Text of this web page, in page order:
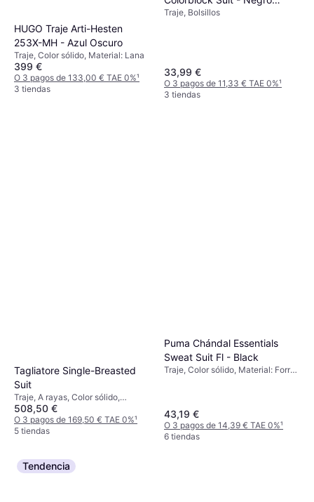
HUGO Traje Arti-Hesten
253X-MH - Azul Oscuro
Traje, Color sólido, Material: Lana
399 €
O 3 pagos de 133,00 € TAE 0%¹
3 tiendas
Blanco
Traje, Bolsillos
33,99 €
O 3 pagos de 11,33 € TAE 0%¹
3 tiendas
Tagliatore Single-Breasted
Suit
Traje, A rayas, Color sólido,
Material: Algodón, Tela, Lana,
Lino, Viscosa, Bolsillos, Forrado,
Elástico
508,50 €
O 3 pagos de 169,50 € TAE 0%¹
5 tiendas
Puma Chándal Essentials
Sweat Suit Fl - Black
Traje, Color sólido, Material: Forro
43,19 €
O 3 pagos de 14,39 € TAE 0%¹
6 tiendas
Tendencia